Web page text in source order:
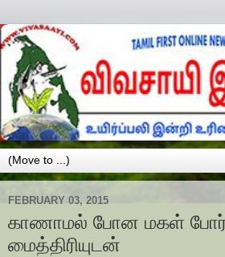
FEBRUARY 03, 2015
காணாமல் போன மகள் போர்
மைத்திரியுடன்